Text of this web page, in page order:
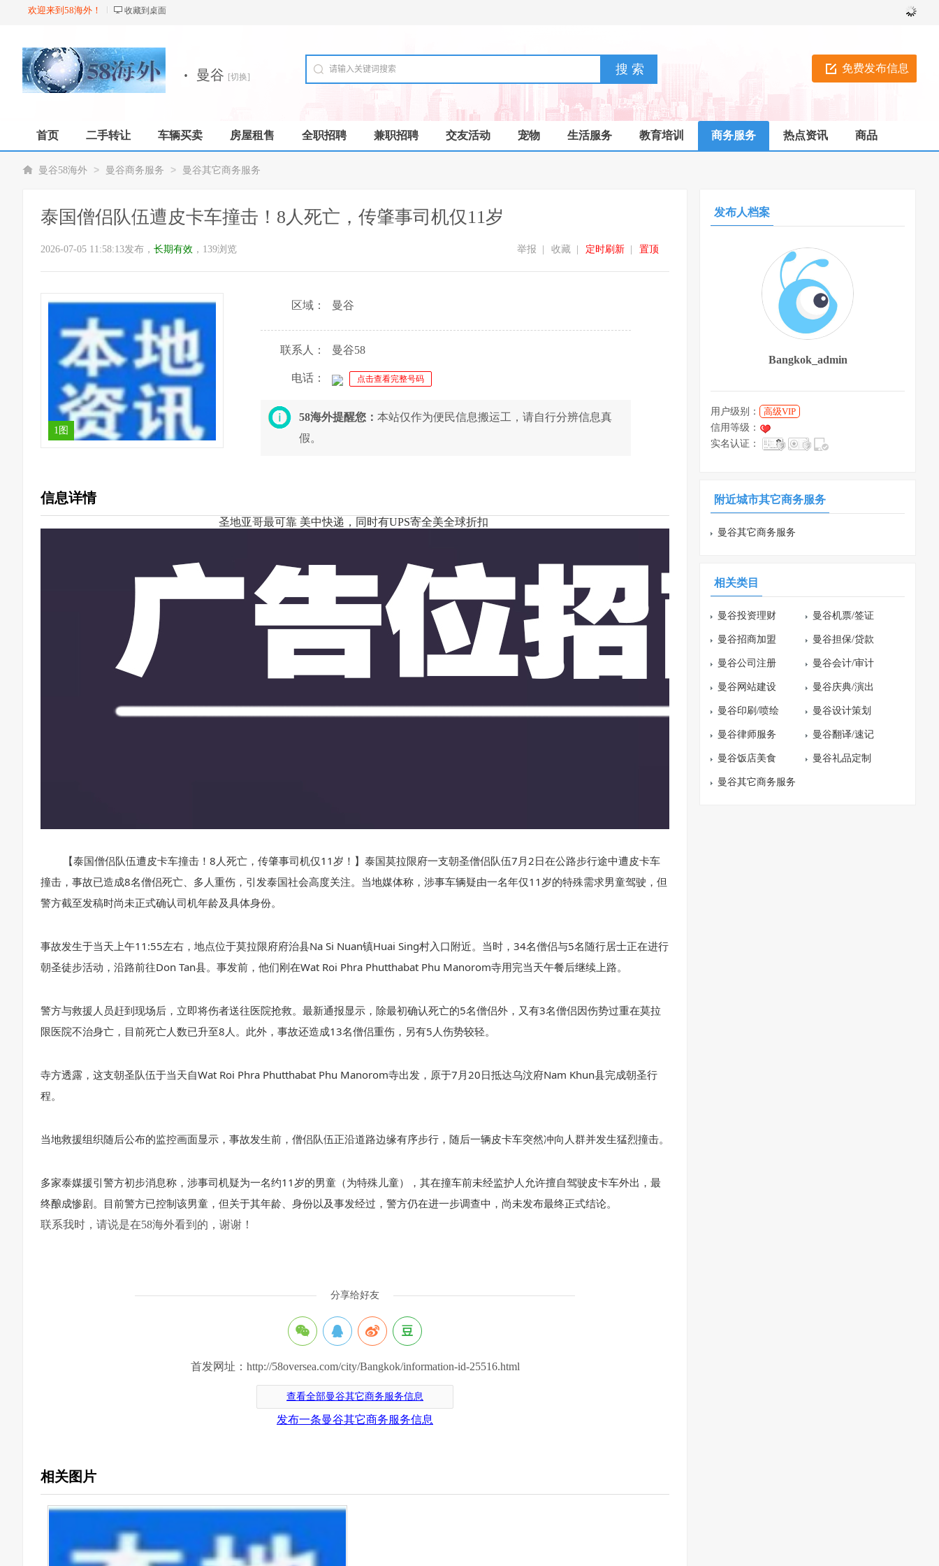
欢迎来到58海外！ 收藏到桌面
免费发布信息
· 曼谷 [切换]
首页 二手转让 车辆买卖 房屋租售 全职招聘 兼职招聘 交友活动 宠物 生活服务 教育培训 商务服务 热点资讯 商品
店铺
曼谷58海外 > 曼谷商务服务 > 曼谷其它商务服务
泰国僧侣队伍遭皮卡车撞击！8人死亡，传肇事司机仅11岁
2026-07-05 11:58:13发布， 长期有效 ，139浏览 置顶
定时刷新
收藏
举报
1图
区域： 曼谷
联系人： 曼谷58
电话： 点击查看完整号码
58海外提醒您： 本站仅作为便民信息搬运工，请自行分辨信息真
假。
信息详情
圣地亚哥最可靠 美中快递，同时有UPS寄全美全球折扣
【泰国僧侣队伍遭皮卡车撞击！8人死亡，传肇事司机仅11岁！】泰国莫拉限府一支朝圣僧侣队伍7月2日在公路步行途中遭皮卡车
撞击，事故已造成8名僧侣死亡、多人重伤，引发泰国社会高度关注。当地媒体称，涉事车辆疑由一名年仅11岁的特殊需求男童驾驶，但
警方截至发稿时尚未正式确认司机年龄及具体身份。
事故发生于当天上午11:55左右，地点位于莫拉限府府治县Na Si Nuan镇Huai Sing村入口附近。当时，34名僧侣与5名随行居士正在进行
朝圣徒步活动，沿路前往Don Tan县。事发前，他们刚在Wat Roi Phra Phutthabat Phu Manorom寺用完当天午餐后继续上路。
警方与救援人员赶到现场后，立即将伤者送往医院抢救。最新通报显示，除最初确认死亡的5名僧侣外，又有3名僧侣因伤势过重在莫拉
限医院不治身亡，目前死亡人数已升至8人。此外，事故还造成13名僧侣重伤，另有5人伤势较轻。
寺方透露，这支朝圣队伍于当天自Wat Roi Phra Phutthabat Phu Manorom寺出发，原于7月20日抵达乌汶府Nam Khun县完成朝圣行
程。
当地救援组织随后公布的监控画面显示，事故发生前，僧侣队伍正沿道路边缘有序步行，随后一辆皮卡车突然冲向人群并发生猛烈撞击。
多家泰媒援引警方初步消息称，涉事司机疑为一名约11岁的男童（为特殊儿童），其在撞车前未经监护人允许擅自驾驶皮卡车外出，最
终酿成惨剧。目前警方已控制该男童，但关于其年龄、身份以及事发经过，警方仍在进一步调查中，尚未发布最终正式结论。
联系我时，请说是在58海外看到的，谢谢！
分享给好友
首发网址：http://58oversea.com/city/Bangkok/information-id-25516.html
查看全部曼谷其它商务服务信息
发布一条曼谷其它商务服务信息
相关图片
发布人档案
Bangkok_admin
用户级别：
高级VIP
信用等级：
实名认证：
附近城市其它商务服务
曼谷其它商务服务
相关类目
曼谷投资理财 曼谷机票/签证
曼谷招商加盟 曼谷担保/贷款
曼谷公司注册 曼谷会计/审计
曼谷网站建设 曼谷庆典/演出
曼谷印刷/喷绘 曼谷设计策划
曼谷律师服务 曼谷翻译/速记
曼谷饭店美食 曼谷礼品定制
曼谷其它商务服务